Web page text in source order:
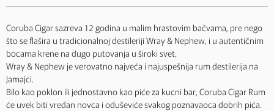
Coruba Cigar sazreva 12 godina u malim hrastovim bačvama, pre nego
što se flašira u tradicionalnoj destileriji Wray & Nephew, i u autentičnim
bocama krene na dugo putovanja u široki svet.
Wray & Nephew je verovatno najveća i najuspešnija rum destilerija na
Jamajci.
Bilo kao poklon ili jednostavno kao piće za kucni bar, Coruba Cigar Rum
će uvek biti vredan novca i oduševiće svakog poznavaoca dobrih pića.